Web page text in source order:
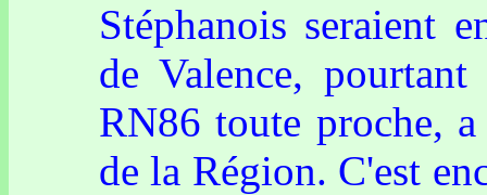
Stéphanois seraient
de Valence,
RN86 toute proche,
de la Région. C'est